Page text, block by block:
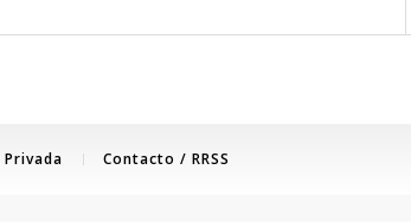
Privada Contacto / RRSS